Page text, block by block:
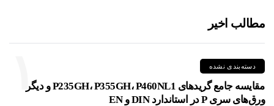
مطالب اخیر
۱ دسته‌بندی نشده
مقایسه جامع گریدهای P235GH، P355GH، P460NL1 و دیگر
ورق‌های سری P در استاندارد DIN و EN